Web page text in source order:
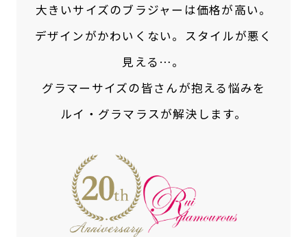
大きいサイズのブラジャーは価格が高い。
デザインがかわいくない。スタイルが悪く
見える…。
グラマーサイズの皆さんが抱える悩みを
ルイ・グラマラスが解決します。